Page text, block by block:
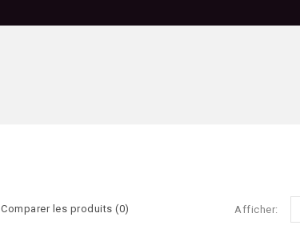
Comparer les produits (0) Afficher: